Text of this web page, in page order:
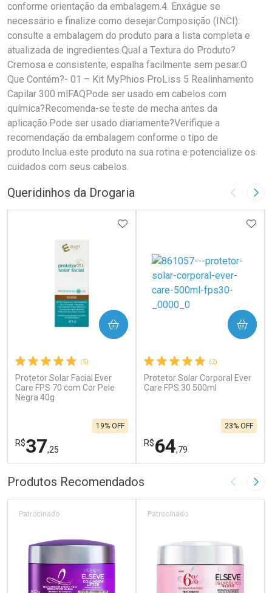
conforme orientação da embalagem.4. Enxágue se
necessário e finalize como desejar.Composição (INCI):
consulte a embalagem do produto para a lista completa e
atualizada de ingredientes.Qual a Textura do Produto?
Cremosa e consistente; espalha facilmente sem pesar.O
Que Contém?- 01 – Kit MyPhios ProLiss 5 Realinhamento
Capilar 300 mlFAQPode ser usado em cabelos com
química?Recomenda-se teste de mecha antes da
aplicação.Pode ser usado diariamente?Verifique a
recomendação da embalagem conforme o tipo de
produto.Inclua este produto na sua rotina e potencialize os
cuidados com seus cabelos.
Queridinhos da Drogaria Imagem
(5)
Protetor Solar Facial Ever
Care FPS 70 com Cor Pele
Negra 40g
R$37,25
19% OFF
ADICIONAR AOS FAVORITOS
COMPRAR
FECHAR
Laboratório
FECHAR
Por Menos
(2)
Protetor Solar Corporal Ever
Care FPS 30 500ml
R$64,79
23% OFF
COMPRAR
Laboratório
Por Menos
Produtos Recomendados Imagem
Patrocinado Patrocinado